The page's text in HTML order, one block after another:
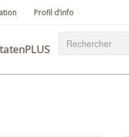
Profil d’info